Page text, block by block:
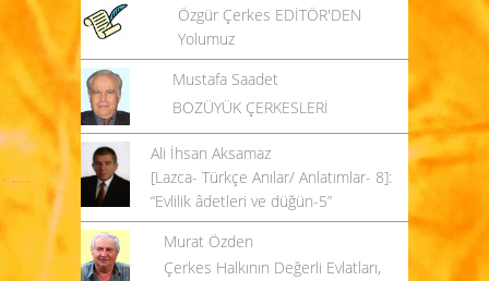
Özgür Çerkes EDİTÖR'DEN
Yolumuz
Mustafa Saadet
BOZÜYÜK ÇERKESLERİ
Ali İhsan Aksamaz
[Lazca- Türkçe Anılar/ Anlatımlar- 8]:
“Evlilik âdetleri ve düğün-5”
Murat Özden
Çerkes Halkının Değerli Evlatları,